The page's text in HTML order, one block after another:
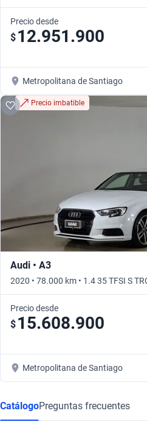
Precio desde
$ 12.951.900
Metropolitana de Santiago
Precio imbatible
Audi • A3
2020 • 78.000 km • 1.4 35 TFSI S
Precio desde
$ 15.608.900
Metropolitana de Santiago
CatálogoPreguntas frecuentes